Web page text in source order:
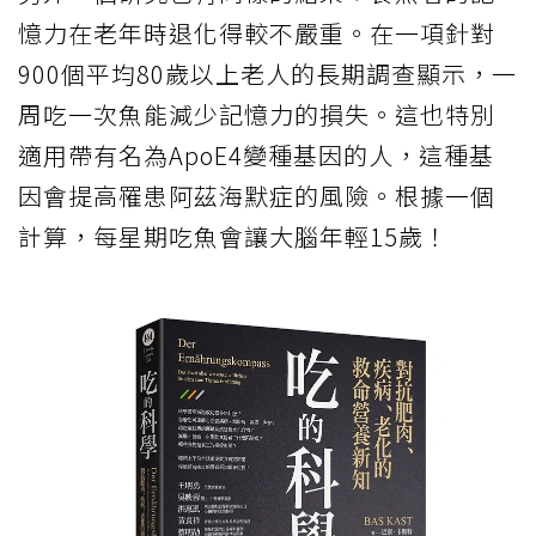
憶力在老年時退化得較不嚴重。在一項針對
900個平均80歲以上老人的長期調查顯示，一
周吃一次魚能減少記憶力的損失。這也特別
適用帶有名為ApoE4變種基因的人，這種基
因會提高罹患阿茲海默症的風險。根據一個
計算，每星期吃魚會讓大腦年輕15歲！